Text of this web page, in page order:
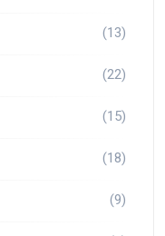
(13)
(22)
(15)
(18)
(9)